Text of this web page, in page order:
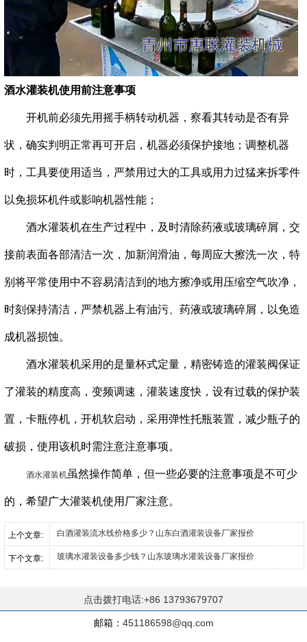
酒水灌装机使用前注意事项
开机前必须先用摇手柄转动机器，察看其转动是否有异
状，确实判明正常再可开启，机器必须保护接地；调整机器
时，工具要使用适当，严禁用过大的工具或用力过猛来拆零件
以免损坏机件或影响机器性能；
酒水灌装机在生产过程中，及时清除药液或玻璃碎屑，交
接前表面各部清洁一次，加新润滑油，每周应大擦洗一次，特
别将平常使用中不容易清洁到的地方擦净或用压缩空气吹净，
时刻保持清洁，严禁机器上有油污、药液或玻璃碎屑，以免造
成机器损蚀。
酒水灌装机采用的是量杯式定量，精密铸造的灌装阀保证
了灌装的精度高，变频调速，灌装速度快，设有过载的保护装
置，卡瓶停机，开机软启动，采用弹性托瓶装置，减少瓶子的
破损，使用该机时需注意注意事项。
酒水灌装机虽然操作简单，但一些必要的注意事项是不可少
的，希望广大灌装机使用厂家注意。
上个文章: 白酒灌装流水线价格多少？山东白酒灌装设备厂家报价
下个文章: 玻璃水灌装设备多少钱？山东玻璃水灌装设备厂家报价
点击拨打电话:+86 13793679707
邮箱： 451186598@qq.com